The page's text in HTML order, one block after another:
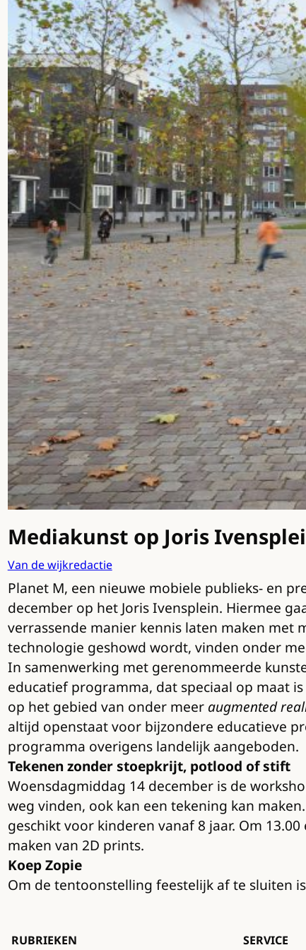
Mediakunst op Joris
Van de wijkredactie
Planet M, een nieuwe mobiele publieks- en
december op het Joris Ivensplein. Hiermee
verrassende manier kennis laten maken met
technologie geshowd wordt, vinden onder
In samenwerking met gerenommeerde
educatief programma, dat speciaal op maat
op het gebied van onder meer augmented
altijd openstaat voor bijzondere educatieve
programma overigens landelijk aangeboden.
Tekenen zonder stoepkrijt, potlood of stift
Woensdagmiddag 14 december is de
weg vinden, ook kan een tekening kan
geschikt voor kinderen vanaf 8 jaar. Om
maken van 2D prints.
Koep Zopie
Om de tentoonstelling feestelijk af te sluiten
RUBRIEKEN SERVICE